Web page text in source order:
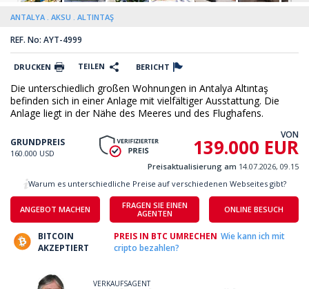
ANTALYA AKSU ALTINTAŞ
REF. No: AYT-4999
DRUCKEN TEILEN BERICHT
Die unterschiedlich großen Wohnungen in Antalya Altıntaş
befinden sich in einer Anlage mit vielfältiger Ausstattung. Die
Anlage liegt in der Nähe des Meeres und des Flughafens.
GRUNDPREIS
160.000 USD
VON
139.000 EUR
Preisaktualisierung am 14.07.2026, 09.15
ANGEBOT MACHEN
FRAGEN SIE EINEN
AGENTEN
ONLINE BESUCH
Warum es unterschiedliche Preise auf verschiedenen Webseites gibt?
BITCOIN
AKZEPTIERT
PREIS IN BTC UMRECHEN Wie kann ich mit
cripto bezahlen?
VERKAUFSAGENT